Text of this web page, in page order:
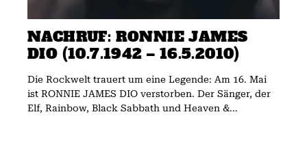
NACHRUF: RONNIE JAMES
DIO (10.7.1942 – 16.5.2010)
Die Rockwelt trauert um eine Legende: Am 16. Mai
ist RONNIE JAMES DIO verstorben. Der Sänger, der
Elf, Rainbow, Black Sabbath und Heaven &...